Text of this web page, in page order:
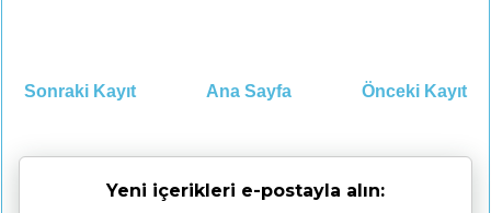
Sonraki Kayıt Önceki Kayıt
Ana Sayfa
Yeni içerikleri e-postayla alın: